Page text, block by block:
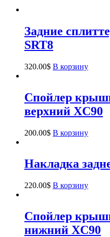
Задние
SRT8
320.00$ В корзину
Спойлер
верхний XC90
200.00$ В корзину
Накладка
220.00$ В корзину
Спойлер
нижний XC90